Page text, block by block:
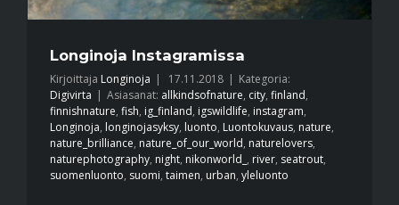
Longinoja Instagramissa
Kirjoittaja Longinoja | 17.11.2018 | Kategoria:
Digivirta | Asiasanat: allkindsofnature, city, finland,
finnishnature, fish, ig_finland, igswildlife, instagram,
Longinoja, longinojasyksy, luonto, Luontokuvaus, nature,
nature_brilliance, nature_of_our_world, naturelovers,
naturephotography, night, nikonworld_ , river, seatrout,
suomenluonto, suomi, taimen, urban, yleluonto